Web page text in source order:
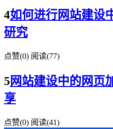
4如何进行网站建设
研究
点赞(0) 阅读(77)
5网站建设中的网页
享
点赞(0) 阅读(41)